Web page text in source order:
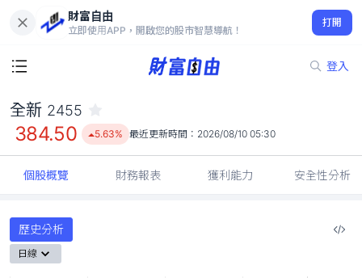
財富自由
立即使用APP，開啟您的股市智慧導航！
打開
登入
384.50
5.63%
全新 2455
384.50 5.63% 最近更新時間： 2026/08/10 05:30
個股概覽 財務報表 獲利能力 安全性分析
歷史分析
日線